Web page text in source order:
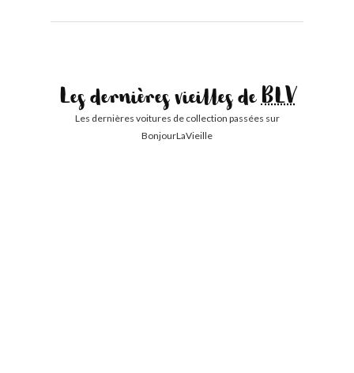
Les dernières vieilles deBLV
Les dernières voitures de collection passées sur
BonjourLaVieille